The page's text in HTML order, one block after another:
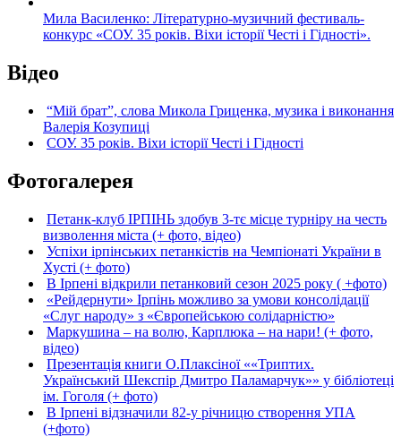
Мила Василенко: Літературно-музичний фестиваль-
конкурс «СОУ. 35 років. Віхи історії Честі і Гідності».
Відео
“Мій брат”, слова Микола Гриценка, музика і виконання
Валерія Козупиці
СОУ. 35 років. Віхи історії Честі і Гідності
Фотогалерея
Петанк-клуб ІРПІНЬ здобув 3-тє місце турніру на честь
визволення міста (+ фото, відео)
Успіхи ірпінських петанкістів на Чемпіонаті України в
Хусті (+ фото)
В Ірпені відкрили петанковий сезон 2025 року ( +фото)
«Рейдернути» Ірпінь можливо за умови консолідації
«Слуг народу» з «Європейською солідарністю»
Маркушина – на волю, Карплюка – на нари! (+ фото,
відео)
Презентація книги О.Плаксіної ««Триптих.
Український Шекспір Дмитро Паламарчук»» у бібліотеці
ім. Гоголя (+ фото)
В Ірпені відзначили 82-у річницю створення УПА
(+фото)